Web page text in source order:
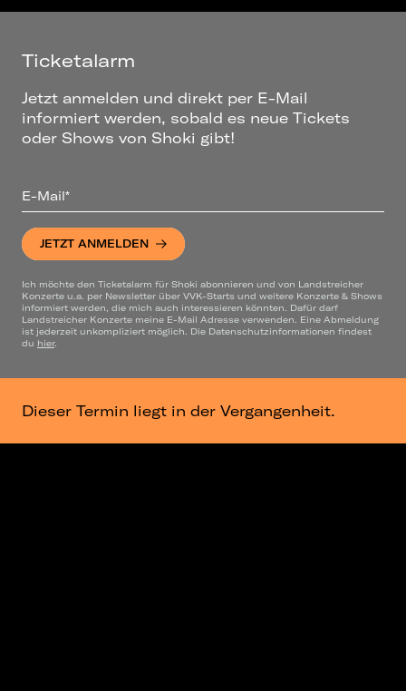
Ticketalarm
Jetzt anmelden und direkt per E-Mail
informiert werden, sobald es neue Tickets
oder Shows von Shoki gibt!
E-Mail*
JETZT ANMELDEN
Ich möchte den Ticketalarm für Shoki abonnieren und von Landstreicher
Konzerte u.a. per Newsletter über VVK-Starts und weitere Konzerte & Shows
informiert werden, die mich auch interessieren könnten. Dafür darf
Landstreicher Konzerte meine E-Mail Adresse verwenden. Eine Abmeldung
ist jederzeit unkompliziert möglich. Die Datenschutzinformationen findest
du hier.
Dieser Termin liegt in der Vergangenheit.